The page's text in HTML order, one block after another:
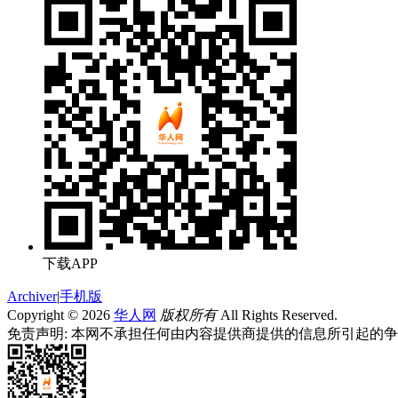
下载APP
Archiver|手机版
Copyright © 2026 华人网 版权所有All Rights Reserved.
免责声明: 本网不承担任何由内容提供商提供的信息所引起的争